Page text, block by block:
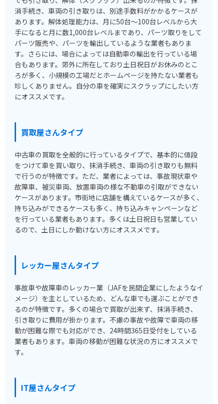
消手続き、車両の引き取りは、別途手数料がかかるケースが
あります。解体処理能力は、月に50台～100台レベルから大
手になると月に数1,000台レベルまであり、パーツ取りをして
パーツ販売や、パーツを輸出しているような業者もありま
す。さらには、場合によっては自動車の輸出を行っている場
合もあります。郊外に所在しており土日祝日がお休みのとこ
ろが多く、小規模の工場だとホームページを持たない業者も
珍しくありません。自分の車を確実にスクラップにしたい方
にオススメです。
買取屋さんタイプ
中古車の買取を全般的に行っているタイプで、基本的に値段
をつけて車を買い取り、抹消手続き、車両の引き取りも無料
で行うのが特徴です。ただ、業者によっては、事故現状車や
故障車、被災車両、放置車両の様な不動車の引取ができない
ケースがあります。市街地に店舗を構えているケースが多く、
持ち込みができるケースも多く、持ち込みキャンペーンなど
を行っている業者もあります。多くは土日祝日も営業してい
るので、土日にしか動けない方にオススメです。
レッカー屋さんタイプ
事故車や故障車のレッカー業（JAFを民間企業にしたようなイ
メージ）を主としているため、どんな車でも運ぶことができ
るのが特徴です。多くの場合で買取が出来ず、抹消手続き、
引き取りに費用が掛かります。不慮の事故や故障で車両の移
動が困難な際でも対応ができ、24時間365日受付をしている
業者もあります。車両の移動が困難な状況の方にオススメで
す。
IT屋さんタイプ